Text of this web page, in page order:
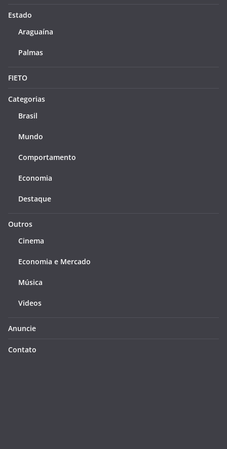
Estado
Araguaína
Palmas
FIETO
Categorias
Brasil
Mundo
Comportamento
Economia
Destaque
Outros
Cinema
Economia e Mercado
Música
Videos
Anuncie
Contato